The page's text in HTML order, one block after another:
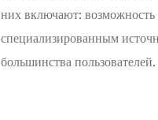
них включают: возможность
специализированным
большинства пользователей.